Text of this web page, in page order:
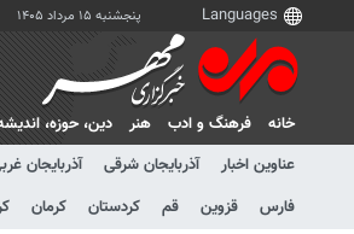
پنجشنبه ۱۵ مرداد ۱۴۰۵
خانه فرهنگ و ادب هنر دين، حوزه،
عناوین اخبار
آذربایجان شرقی آذربایجان
فارس
قزوین قم کردستان کرمان